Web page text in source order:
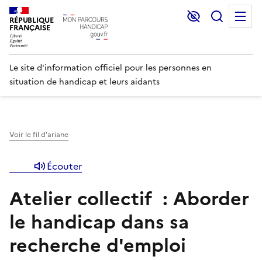
RÉPUBLIQUE
FRANÇAISE
Lecture et
Le site d'information officiel pour les personnes en
situation de handicap et leurs aidants
Voir le fil d'ariane
Écouter
Atelier collectif : Aborder
le handicap dans sa
recherche d'emploi